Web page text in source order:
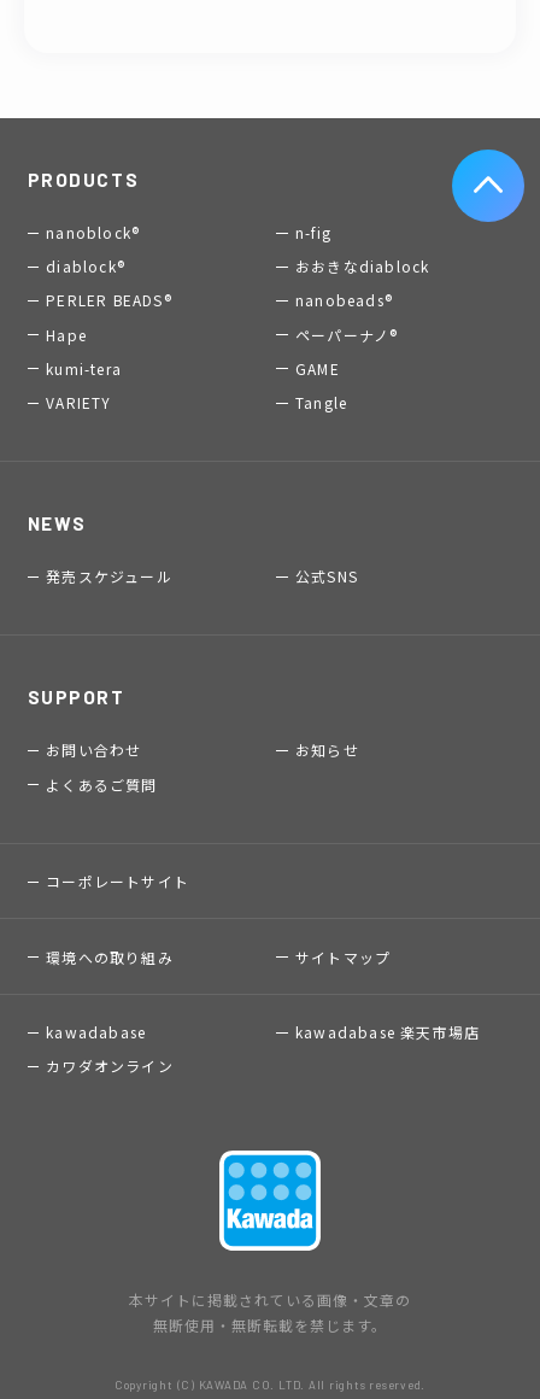
PRODUCTS
nanoblock®
n-fig
diablock®
おおきなdiablock
PERLER BEADS®
nanobeads®
Hape
ペーパーナノ®
kumi-tera
GAME
VARIETY
Tangle
NEWS
発売スケジュール 公式SNS
SUPPORT
お問い合わせ
お知らせ
よくあるご質問
コーポレートサイト
環境への取り組み サイトマップ
kawadabase
kawadabase 楽天市場店
カワダオンライン
本サイトに掲載されている画像・文章の
無断使用・無断転載を禁じます。
Copyright (C) KAWADA CO. LTD. All rights reserved.